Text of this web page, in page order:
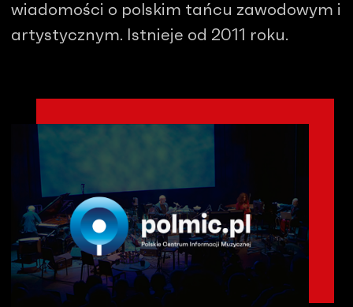
wiadomości o polskim tańcu zawodowym i
artystycznym. Istnieje od 2011 roku.